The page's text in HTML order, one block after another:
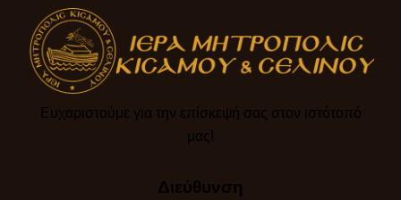
Ευχαριστούμε για την επίσκεψή σας στον ιστότοπό
μας!​
Διεύθυνση